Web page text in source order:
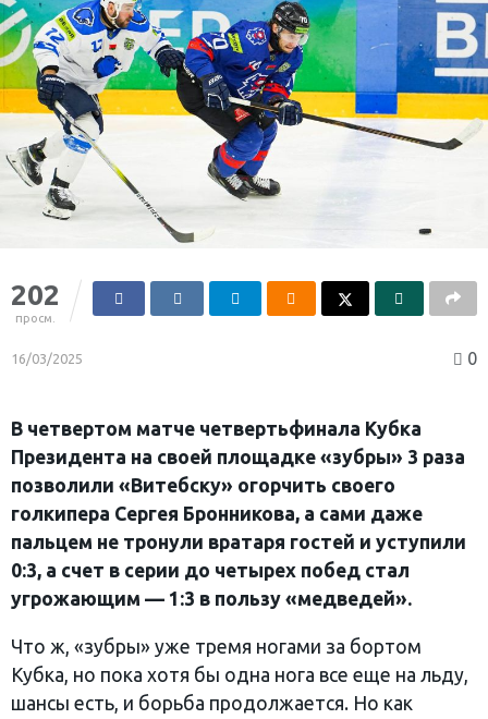
202
просм.
16/03/2025 0
В четвертом матче четвертьфинала Кубка
Президента на своей площадке «зубры» 3 раза
позволили «Витебску» огорчить своего
голкипера Сергея Бронникова, а сами даже
пальцем не тронули вратаря гостей и уступили
0:3, а счет в серии до четырех побед стал
угрожающим — 1:3 в пользу «медведей».
Что ж, «зубры» уже тремя ногами за бортом
Кубка, но пока хотя бы одна нога все еще на льду,
шансы есть, и борьба продолжается. Но как